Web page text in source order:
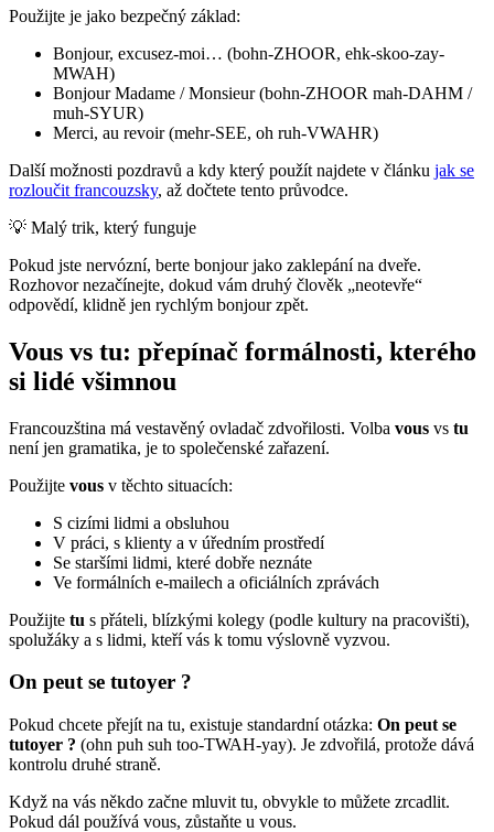
Použijte je jako bezpečný základ:
Bonjour, excusez-moi… (bohn-ZHOOR, ehk-skoo-zay-
MWAH)
Bonjour Madame / Monsieur (bohn-ZHOOR mah-DAHM /
muh-SYUR)
Merci, au revoir (mehr-SEE, oh ruh-VWAHR)
Další možnosti pozdravů a kdy který použít najdete v článku jak se
rozloučit francouzsky, až dočtete tento průvodce.
💡 Malý trik, který funguje
Pokud jste nervózní, berte bonjour jako zaklepání na dveře.
Rozhovor nezačínejte, dokud vám druhý člověk „neotevře“
odpovědí, klidně jen rychlým bonjour zpět.
Vous vs tu: přepínač formálnosti, kterého
si lidé všimnou
Francouzština má vestavěný ovladač zdvořilosti. Volba vous vs tu
není jen gramatika, je to společenské zařazení.
Použijte vous v těchto situacích:
S cizími lidmi a obsluhou
V práci, s klienty a v úředním prostředí
Se staršími lidmi, které dobře neznáte
Ve formálních e-mailech a oficiálních zprávách
Použijte tu s přáteli, blízkými kolegy (podle kultury na pracovišti),
spolužáky a s lidmi, kteří vás k tomu výslovně vyzvou.
On peut se tutoyer ?
Pokud chcete přejít na tu, existuje standardní otázka: On peut se
tutoyer ? (ohn puh suh too-TWAH-yay). Je zdvořilá, protože dává
kontrolu druhé straně.
Když na vás někdo začne mluvit tu, obvykle to můžete zrcadlit.
Pokud dál používá vous, zůstaňte u vous.